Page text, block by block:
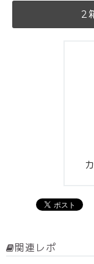
2
関連レポ